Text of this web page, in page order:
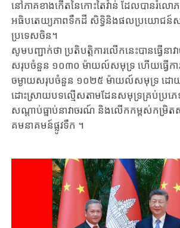
នៅភាគខាងកើតនៃកោះតៃវ៉ាន់ ដែលបានរំលោភ
អធិបតេយ្យភាពទឹកដី សិទ្ធិនិង​ផលប្រយោជន៍​​
ប្រទេសចិន។
សូម​បញ្ជាក់​ថា​ ប្រតិបត្តិការលើក​នេះបាន​ធ្វើ​នា
សរុបចំនួន​ ១០៣០ ម៉ាយល៍សមុទ្រ ហើយ​ធ្វើ​ការ​
ចម្ងាយសរុបចំនួន ១០២៥ ម៉ាយល៍សមុទ្រ​ ដោ
ដោះស្រាយបទ​ល្មើស​តាមដែន​សមុទ្រគ្រប់​ប្រភេ
សណ្តាប់ធ្នាប់នាវាចរណ៍ និងលើក​កម្ពស់​កម្រិតសុ
គមនាគមន៍​ផ្លូវទឹក​ ។